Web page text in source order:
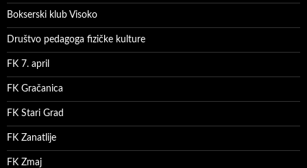
Bokserski klub Visoko
Društvo pedagoga fizičke kulture
FK 7. april
FK Gračanica
FK Stari Grad
FK Zanatlije
FK Zmaj